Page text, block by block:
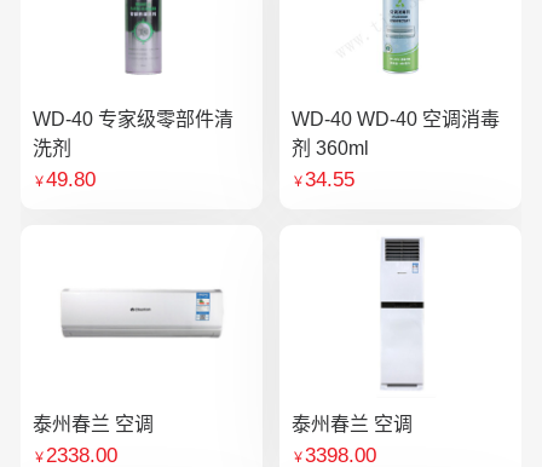
WD-40 专家级零部件清
洗剂
￥49.80
WD-40 WD-40 空调消毒
剂 360ml
￥34.55
泰州春兰 空调
￥2338.00
泰州春兰 空调
￥3398.00